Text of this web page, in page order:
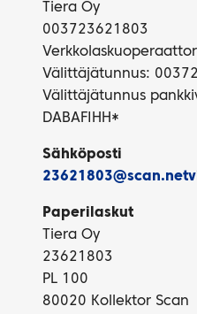
Tiera Oy
003723621803
Välittäjätunnus:
Välittäjätunnus
DABAFIHH*
Sähköposti
Paperilaskut
Tiera Oy
23621803
PL 100
80020 Kollektor Scan